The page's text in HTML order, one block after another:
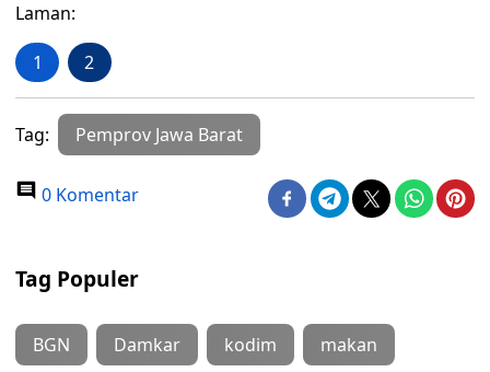
Laman:
1 2
Tag: Pemprov Jawa Barat
0 Komentar
Tag Populer
BGN Damkar kodim makan